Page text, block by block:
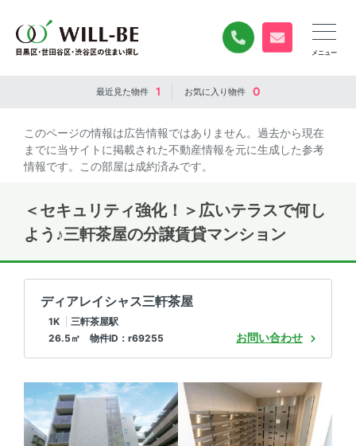
0120-840-834
無料お問い合
最近見た物件 1 お気に入り物件 0
このページの情報は広告情報ではありません。過去から現在
までに当サイトに掲載された不動産情報を元に生成した参考
情報です。この部屋は成約済みです。
＜セキュリティ強化！＞広いテラスで何し
よう♪三軒茶屋の分譲賃貸マンション
ディアレイシャス三軒茶屋
1K
三軒茶屋駅
26.5㎡ 物件ID：r69255
お問い合わせ